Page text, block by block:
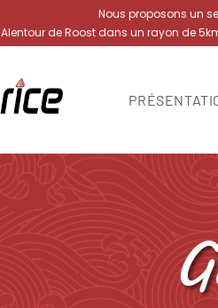
Nous proposons un
Alentour de Roost dans un rayon de